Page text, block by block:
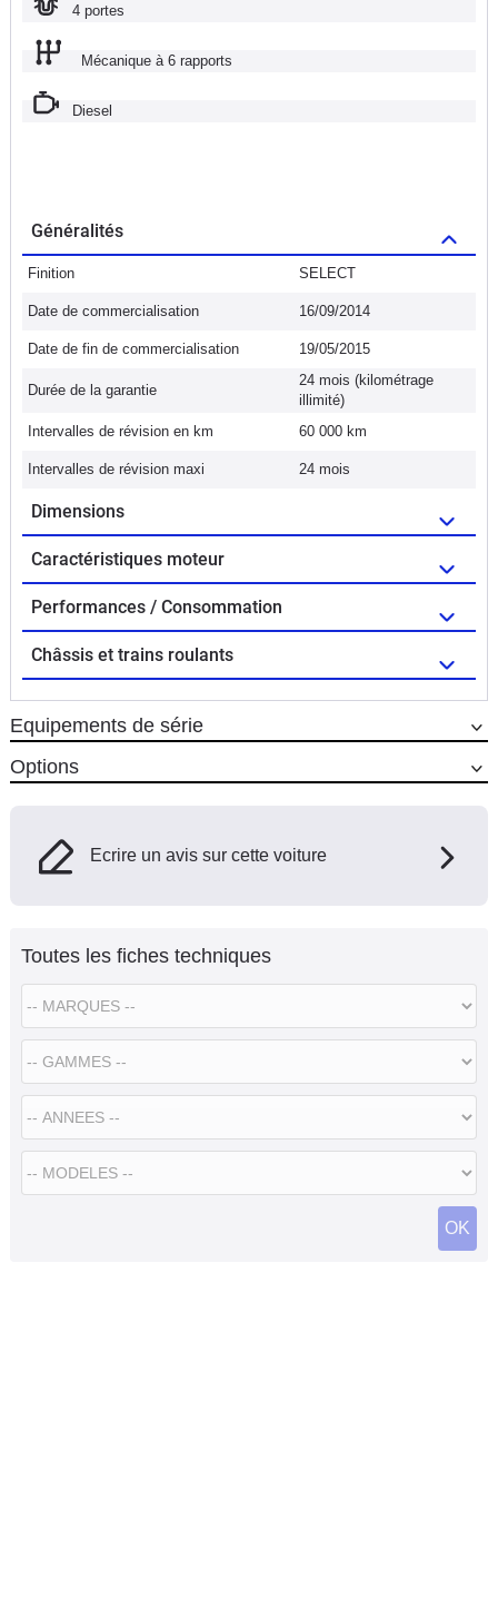
4 portes
Mécanique à 6 rapports
Diesel
Généralités
Finition SELECT
Date de commercialisation 16/09/2014
Date de fin de commercialisation 19/05/2015
Durée de la garantie
24 mois (kilométrage
illimité)
Intervalles de révision en km
60 000 km
Intervalles de révision maxi 24 mois
Dimensions
Caractéristiques moteur
Performances / Consommation
Châssis et trains roulants
Equipements de série
Options
Ecrire un avis sur cette voiture
Toutes les fiches techniques